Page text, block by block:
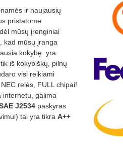
ir naujausių
pristatome
mūsų įrenginiai
kad mūsų įranga
kokybę yra
iš kokybiškų, pilnų
visi reikiami
relės, FULL chipai!
internetu, galima
J2534 paskyras
tai yra tikra A++